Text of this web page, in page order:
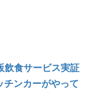
飲食サービス実証
ンカーがやって